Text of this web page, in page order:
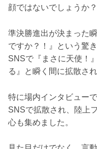
顔ではないでしょうか？
準決勝進出が決まった
ですか？！』という驚
SNSで『まさに天使！
る』と瞬く間に拡散され
特に場内インタビュー
SNSで拡散され、陸上
心も集めました。